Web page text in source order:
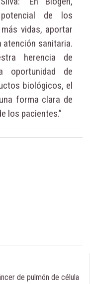
de los
vidas, aportar
sanitaria.
herencia de
oportunidad de
biológicos, el
forma clara de
los pacientes.”
de pulmón de célula